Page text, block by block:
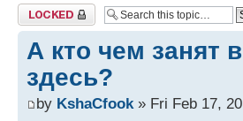
Topic locked
А кто чем занят
здесь?
by KshaCfook » Fri Feb 17,